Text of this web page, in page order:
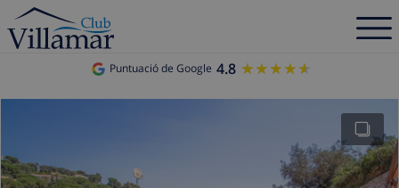
Puntuació de Google 4.8 ★★★★★
★★★★★